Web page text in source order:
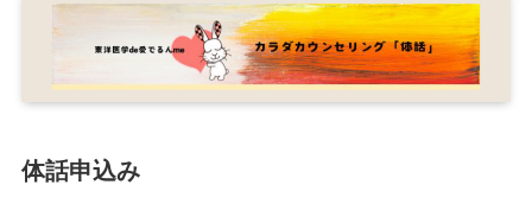
体話申込み